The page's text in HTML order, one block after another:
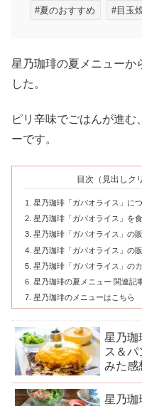
#夏のおすすめ #目玉
星乃珈琲の夏メニューか
した。
ピリ辛味でごはんが進む
ーです。
目次（見出しク
星乃珈琲「ガパオライス」に
星乃珈琲「ガパオライス」を
星乃珈琲「ガパオライス」の
星乃珈琲「ガパオライス」の
星乃珈琲「ガパオライス」の
星乃珈琲の夏メニュー 関連記
星乃珈琲のメニューはこちら
星乃珈
ス＆パ
みた感
星乃珈